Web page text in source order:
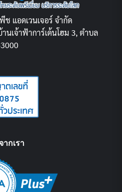
ช แอดเวนเจอร์ จำกัด
เจ้าฟ้าการ์เด้นโฮม 3, ตำบล
กเรา